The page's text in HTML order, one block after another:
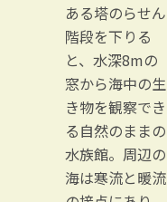
ある塔のらせん
階段を下りる
と、水深8mの
窓から海中の生
き物を観察でき
る自然のままの
水族館。周辺の
海は寒流と暖流